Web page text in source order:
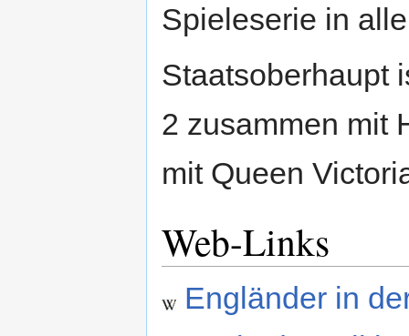
Spieleserie in
Staatsoberhaupt
2 zusammen mit
mit Queen
Web-Links
Engländer in